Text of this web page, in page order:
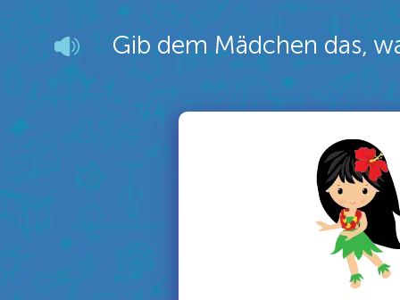
Gib dem Mädchen das,